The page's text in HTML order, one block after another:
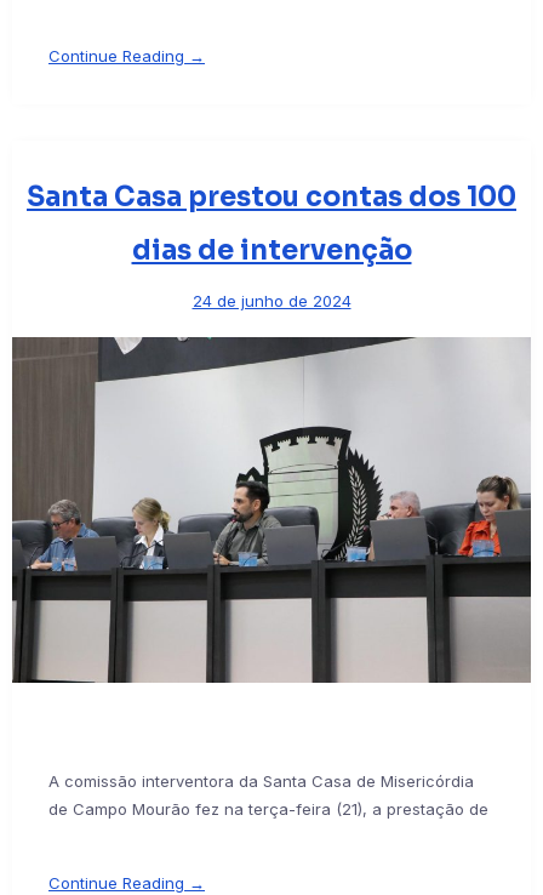
Continue Reading →
Santa Casa prestou contas dos 100
dias de intervenção
24 de junho de 2024
A comissão interventora da Santa Casa de Misericórdia
de Campo Mourão fez na terça-feira (21), a prestação de
Continue Reading →